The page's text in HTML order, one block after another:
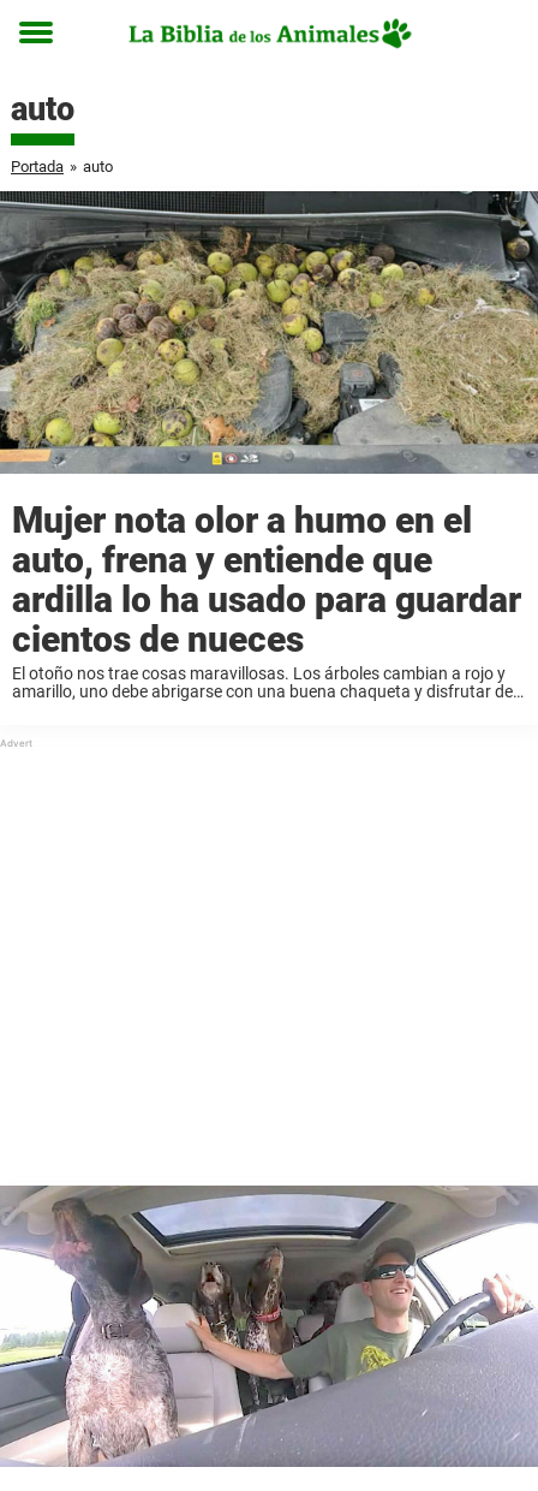
Toggle
auto
Portada » auto
Mujer nota olor a humo en el
auto, frena y entiende que
ardilla lo ha usado para guardar
cientos de nueces
El otoño nos trae cosas maravillosas. Los árboles cambian a rojo y
amarillo, uno debe abrigarse con una buena chaqueta y disfrutar de